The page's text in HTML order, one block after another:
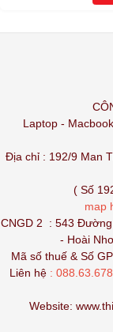
Laptop -
Địa chỉ : 192/9 Man
( Số 192/9
map
CNGD 2 : 543
- Hoài
Mã số thuế & Số
Liên hệ :
Website: